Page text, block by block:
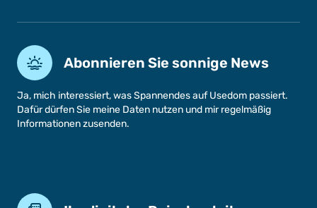
Abonnieren Sie sonnige News
Ja, mich interessiert, was Spannendes auf Usedom passiert.
Dafür dürfen Sie meine Daten nutzen und mir regelmäßig
Informationen zusenden.